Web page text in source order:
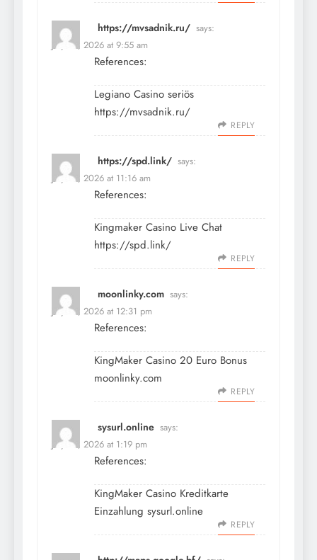
https://mvsadnik.ru/ says:
July 10, 2026 at 9:55 am
References:
Legiano Casino seriös
https://mvsadnik.ru/
REPLY
https://spd.link/ says:
July 10, 2026 at 11:16 am
References:
Kingmaker Casino Live Chat
https://spd.link/
REPLY
moonlinky.com says:
July 10, 2026 at 12:31 pm
References:
KingMaker Casino 20 Euro Bonus
moonlinky.com
REPLY
sysurl.online says:
July 10, 2026 at 1:19 pm
References:
KingMaker Casino Kreditkarte
Einzahlung sysurl.online
REPLY